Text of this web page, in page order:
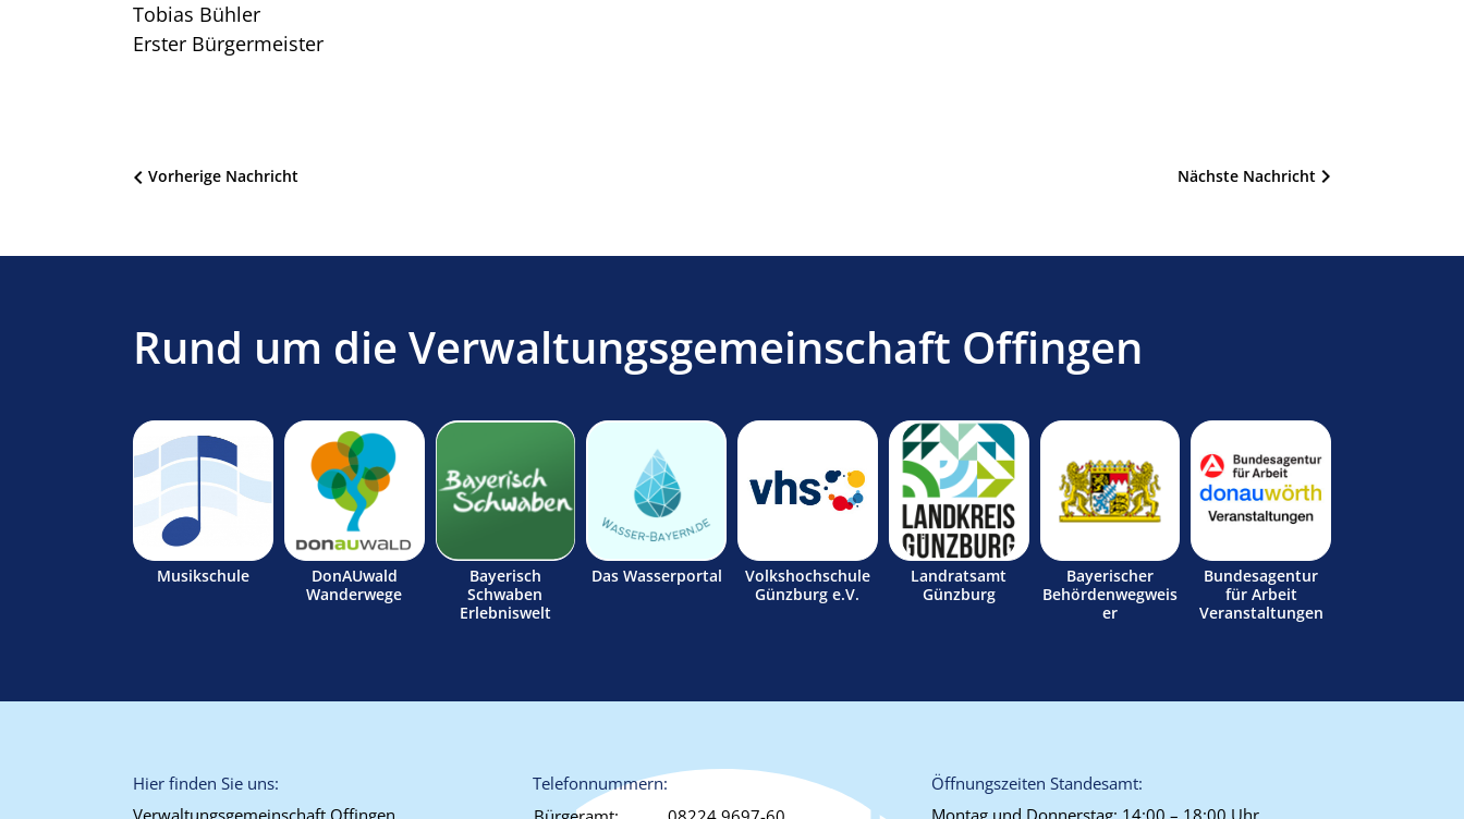
Tobias Bühler
Erster Bürgermeister
Beitragsnavigation Nächste Nachricht
Vorherige Nachricht
Rund um die Verwaltungsgemeinschaft Offingen
Musikschule
DonAUwald
Wanderwege
Bayerisch
Schwaben
Erlebniswelt
Das Wasserportal
Volkshochschule
Günzburg e.V.
Landratsamt
Günzburg
Bayerischer
Behördenwegweis
er
Bundesagentur
für Arbeit
Veranstaltungen
Hier finden Sie uns:
Verwaltungsgemeinschaft Offingen
Telefonnummern:
Öffnungszeiten Standesamt:
Montag und Donnerstag: 14:00 – 18:00 Uhr